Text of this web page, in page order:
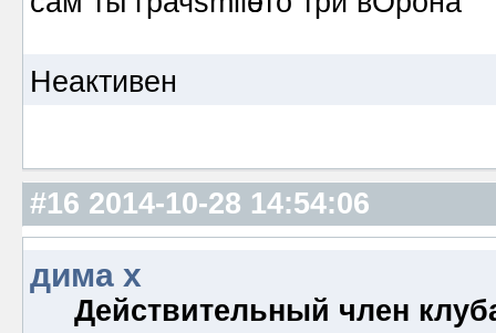
Неактивен
#16 2014-10-28 14:54:06
дима х
Действительный член